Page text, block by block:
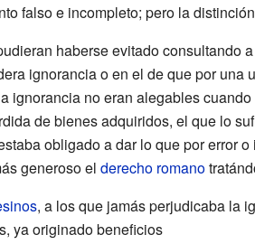
falso e incompleto; pero la
haberse evitado consultando
ignorancia o en el de que por una
ignorancia no eran alegables
de bienes adquiridos, el que lo
obligado a dar lo que por error
generoso el derecho romano
, a los que jamás perjudicaba la
ya originado beneficios